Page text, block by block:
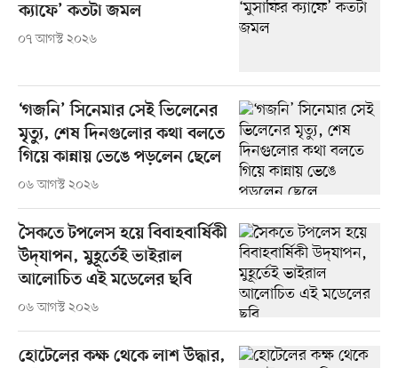
ক্যাফে’ কতটা জমল
০৭ আগস্ট ২০২৬
‘গজনি’ সিনেমার সেই ভিলেনের
মৃত্যু, শেষ দিনগুলোর কথা বলতে
গিয়ে কান্নায় ভেঙে পড়লেন ছেলে
০৬ আগস্ট ২০২৬
সৈকতে টপলেস হয়ে বিবাহবার্ষিকী
উদ্‌যাপন, মুহূর্তেই ভাইরাল
আলোচিত এই মডেলের ছবি
০৬ আগস্ট ২০২৬
হোটেলের কক্ষ থেকে লাশ উদ্ধার,